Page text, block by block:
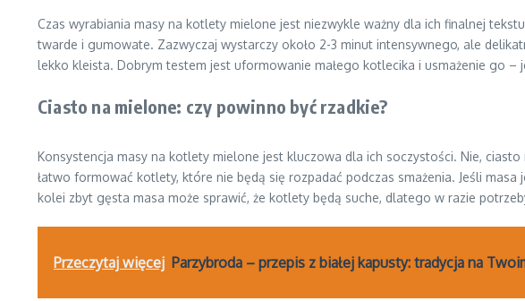
Czas wyrabiania masy na kotlety mielone jest niezwykle ważny dla ich finalnej
twarde i gumowate. Zazwyczaj wystarczy około 2-3 minut intensywnego, ale
lekko kleista. Dobrym testem jest uformowanie małego kotlecika i usmażenie go
Ciasto na mielone: czy powinno być rzadkie?
Konsystencja masy na kotlety mielone jest kluczowa dla ich soczystości. Nie,
łatwo formować kotlety, które nie będą się rozpadać podczas smażenia. Jeśli
kolei zbyt gęsta masa może sprawić, że kotlety będą suche, dlatego w razie
Przeczytaj więcej Parzybroda – przepis z białej kapusty: tradycja na